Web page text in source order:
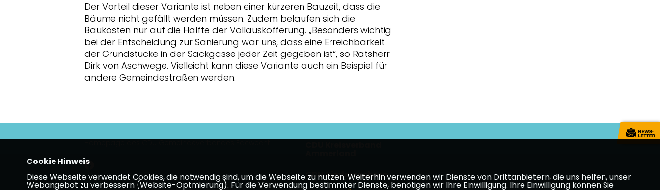
Der Vorteil dieser Variante ist neben einer kürzeren Bauzeit, dass die
Bäume nicht gefällt werden müssen. Zudem belaufen sich die
Baukosten nur auf die Hälfte der Vollauskofferung. „Besonders wichtig
bei der Entscheidung zur Sanierung war uns, dass eine Erreichbarkeit
der Grundstücke in der Sackgasse jeder Zeit gegeben ist“, so Ratsherr
Dirk von Aschwege. Vielleicht kann diese Variante auch ein Beispiel für
andere Gemeindestraßen werden.
CDU Niedersachsen
Cookie Hinweis
Diese Webseite verwendet Cookies, die notwendig sind, um die Webseite zu nutzen. Weiterhin verwenden wir Dienste von Drittanbietern, die uns helfen, unser
Webangebot zu verbessern (Website-Optmierung). Für die Verwendung bestimmter Dienste, benötigen wir Ihre Einwilligung. Ihre Einwilligung können Sie